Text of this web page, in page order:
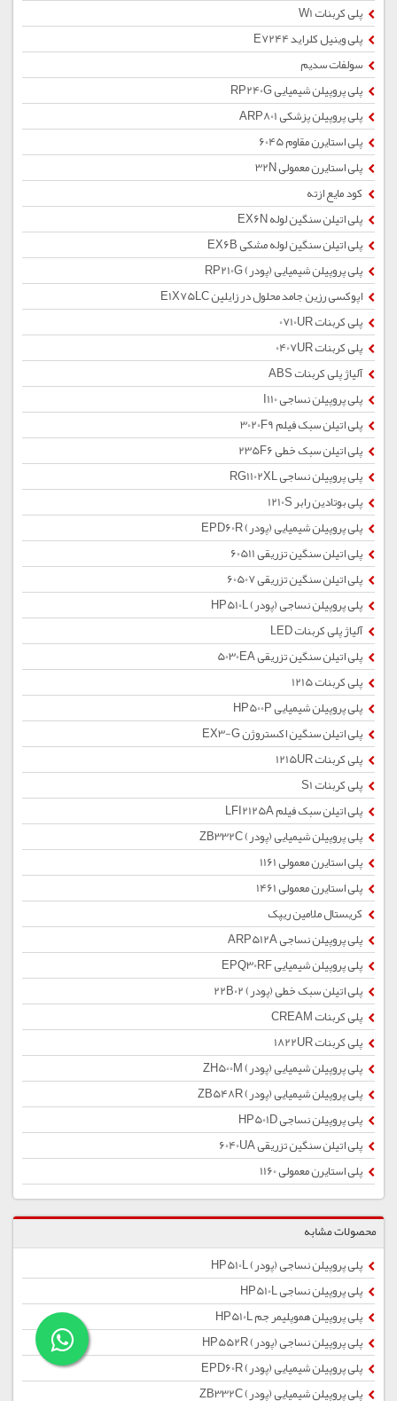
پلی کربنات W1
پلی وینیل کلراید E7244
سولفات سدیم
پلی پروپیلن شیمیایی RP240G
پلی پروپیلن پزشکی ARP801
پلی استایرن مقاوم 6045
پلی استایرن معمولی 32N
کود مایع ازته
پلی اتیلن سنگین لوله EX6N
پلی اتیلن سنگین لوله مشکی EX6B
پلی پروپیلن شیمیایی (پودر) RP210G
اپوکسی رزین جامد محلول در زایلین E1X75LC
پلی کربنات 0710UR
پلی کربنات 0407UR
آلیاژ پلی کربنات ABS
پلی پروپیلن نساجی I110
پلی اتیلن سبک فیلم 3020F9
پلی اتیلن سبک خطی 235F6
پلی پروپیلن نساجی RG1102XL
پلی بوتادین رابر 1210S
پلی پروپیلن شیمیایی (پودر) EPD60R
پلی اتیلن سنگین تزریقی 60511
پلی اتیلن سنگین تزریقی 60507
پلی پروپیلن نساجی (پودر) HP510L
آلیاژ پلی کربنات LED
پلی اتیلن سنگین تزریقی 5030EA
پلی کربنات 1215
پلی پروپیلن شیمیایی HP500P
پلی اتیلن سنگین اکستروژن EX3-G
پلی کربنات 1215UR
پلی کربنات S1
پلی اتیلن سبک فیلم LFI2125A
پلی پروپیلن شیمیایی (پودر) ZB332C
پلی استایرن معمولی 1161
پلی استایرن معمولی 1461
کریستال ملامین ریپک
پلی پروپیلن نساجی ARP512A
پلی پروپیلن شیمیایی EPQ30RF
پلی اتیلن سبک خطی (پودر) 22B02
پلی کربنات CREAM
پلی کربنات 1822UR
پلی پروپیلن شیمیایی (پودر) ZH500M
پلی پروپیلن شیمیایی (پودر) ZB548R
پلی پروپیلن نساجی HP501D
پلی اتیلن سنگین تزریقی 6040UA
پلی استایرن معمولی 1160
محصولات مشابه
پلی پروپیلن نساجی (پودر) HP510L
پلی پروپیلن نساجی HP510L
پلی پروپیلن هموپلیمر جم HP510L
پلی پروپیلن نساجی (پودر) HP552R
پلی پروپیلن شیمیایی (پودر) EPD60R
پلی پروپیلن شیمیایی (پودر) ZB332C